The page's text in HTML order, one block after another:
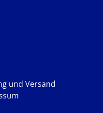
und Versand